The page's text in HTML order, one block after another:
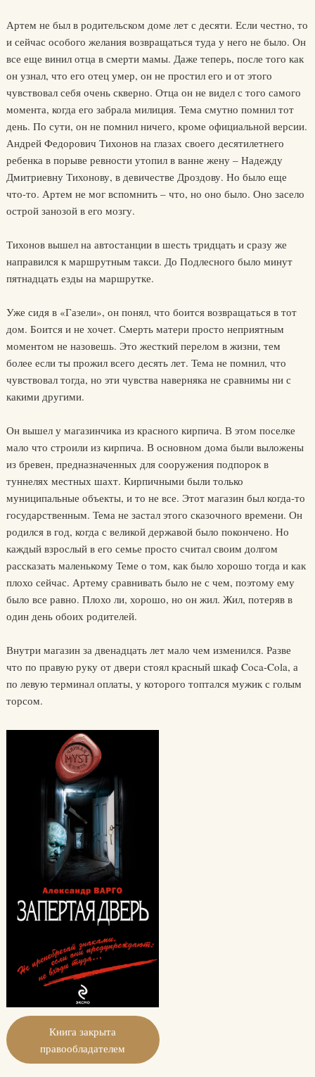
Артем не был в родительском доме лет с десяти. Если честно, то
и сейчас особого желания возвращаться туда у него не было. Он
все еще винил отца в смерти мамы. Даже теперь, после того как
он узнал, что его отец умер, он не простил его и от этого
чувствовал себя очень скверно. Отца он не видел с того самого
момента, когда его забрала милиция. Тема смутно помнил тот
день. По сути, он не помнил ничего, кроме официальной версии.
Андрей Федорович Тихонов на глазах своего десятилетнего
ребенка в порыве ревности утопил в ванне жену – Надежду
Дмитриевну Тихонову, в девичестве Дроздову. Но было еще
что-то. Артем не мог вспомнить – что, но оно было. Оно засело
острой занозой в его мозгу.
Тихонов вышел на автостанции в шесть тридцать и сразу же
направился к маршрутным такси. До Подлесного было минут
пятнадцать езды на маршрутке.
Уже сидя в «Газели», он понял, что боится возвращаться в тот
дом. Боится и не хочет. Смерть матери просто неприятным
моментом не назовешь. Это жесткий перелом в жизни, тем
более если ты прожил всего десять лет. Тема не помнил, что
чувствовал тогда, но эти чувства наверняка не сравнимы ни с
какими другими.
Он вышел у магазинчика из красного кирпича. В этом поселке
мало что строили из кирпича. В основном дома были выложены
из бревен, предназначенных для сооружения подпорок в
туннелях местных шахт. Кирпичными были только
муниципальные объекты, и то не все. Этот магазин был когда-то
государственным. Тема не застал этого сказочного времени. Он
родился в год, когда с великой державой было покончено. Но
каждый взрослый в его семье просто считал своим долгом
рассказать маленькому Теме о том, как было хорошо тогда и как
плохо сейчас. Артему сравнивать было не с чем, поэтому ему
было все равно. Плохо ли, хорошо, но он жил. Жил, потеряв в
один день обоих родителей.
Внутри магазин за двенадцать лет мало чем изменился. Разве
что по правую руку от двери стоял красный шкаф Coca-Cola, а
по левую терминал оплаты, у которого топтался мужик с голым
торсом.
Книга закрыта
правообладателем